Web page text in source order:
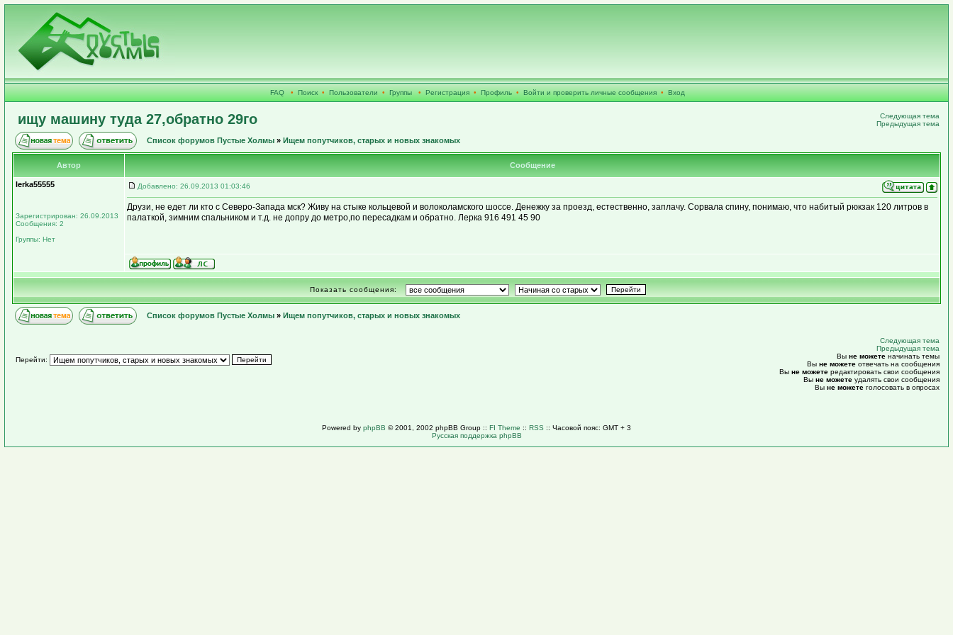
FAQ • Поиск • Пользователи • Группы • Регистрация • Профиль • Войти и проверить личные сообщения • Вход
ищу машину туда 27,обратно 29го
Следующая тема
Предыдущая тема
Список форумов Пустые Холмы » Ищем попутчиков, старых и новых знакомых
Автор Сообщение
lerka55555
Зарегистрирован: 26.09.2013
Сообщения: 2
Группы: Нет
Добавлено: 26.09.2013 01:03:46
Друзи, не едет ли кто с Северо-Запада мск? Живу на стыке кольцевой и волоколамского шоссе. Денежку за проезд, естественно, заплачу. Сорвала спину, понимаю, что набитый рюкзак 120 литров в
палаткой, зимним спальником и т.д. не допру до метро,по пересадкам и обратно. Лерка 916 491 45 90
Показать сообщения:
Список форумов Пустые Холмы » Ищем попутчиков, старых и новых знакомых
Перейти:
Следующая тема
Предыдущая тема
Вы не можете начинать темы
Вы не можете отвечать на сообщения
Вы не можете редактировать свои сообщения
Вы не можете удалять свои сообщения
Вы не можете голосовать в опросах
Powered by phpBB © 2001, 2002 phpBB Group :: FI Theme :: RSS :: Часовой пояс: GMT + 3
Русская поддержка phpBB